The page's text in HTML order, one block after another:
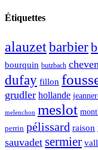
Étiquettes
alauzetbarbier
bourquin butzbach
dufay fillon
grudler hollande
melenchon meslot
perrin pélissard raison
sauvadet sermier